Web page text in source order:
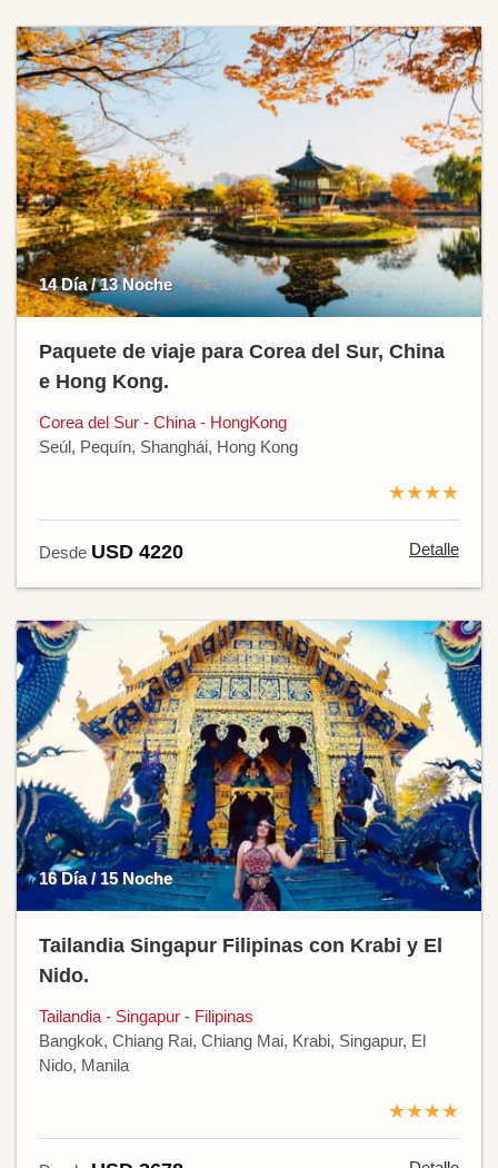
14 Día / 13 Noche
Paquete de viaje para Corea del Sur, China
e Hong Kong.
Corea del Sur - China - HongKong
Seúl, Pequín, Shanghái, Hong Kong
★★★★
Desde USD 4220 Detalle
16 Día / 15 Noche
Tailandia Singapur Filipinas con Krabi y El
Nido.
Tailandia - Singapur - Filipinas
Bangkok, Chiang Rai, Chiang Mai, Krabi, Singapur, El
Nido, Manila
★★★★